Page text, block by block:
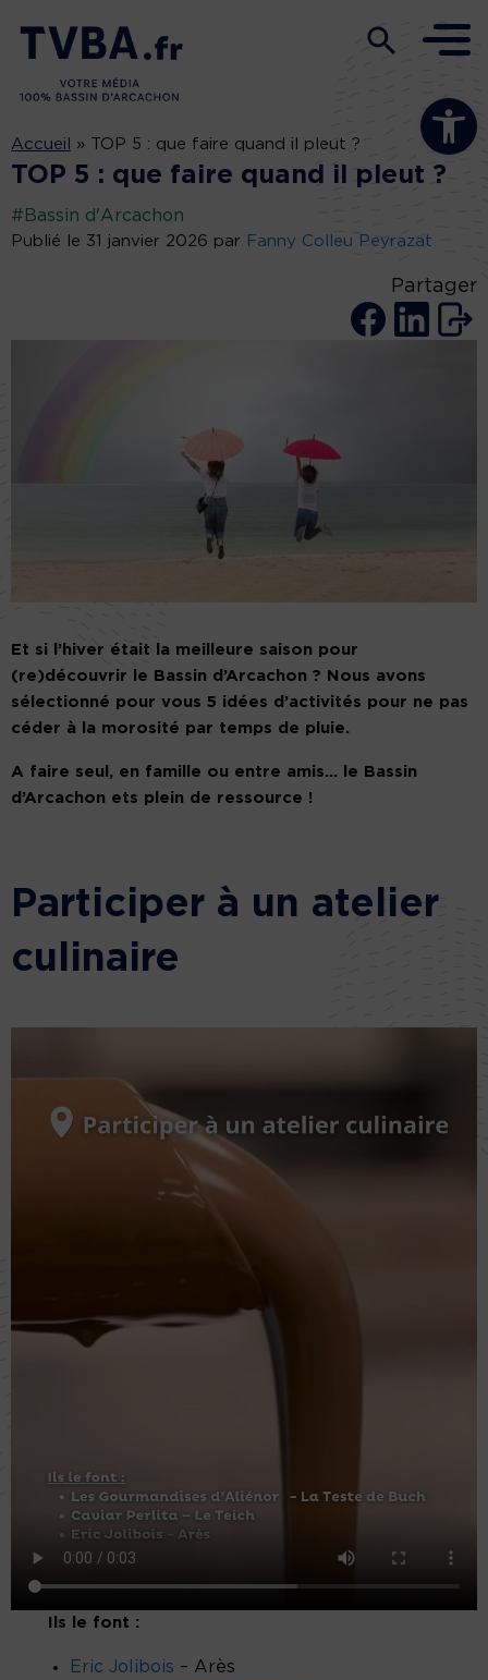
Ouvrir la
Accueil » TOP 5 : que faire quand il pleut ?
TOP 5 : que faire quand il pleut ?
#Bassin d'Arcachon
Publié le 31 janvier 2026 par Fanny Colleu Peyrazat
Partager
Et si l’hiver était la meilleure saison pour
(re)découvrir le Bassin d’Arcachon ? Nous avons
sélectionné pour vous 5 idées d’activités pour ne pas
céder à la morosité par temps de pluie.
A faire seul, en famille ou entre amis… le Bassin
d’Arcachon ets plein de ressource !
Participer à un atelier
culinaire
Ils le font :
Eric Jolibois – Arès